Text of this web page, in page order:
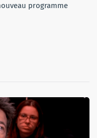
programme